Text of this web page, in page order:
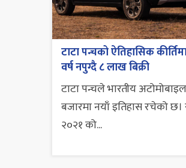
टाटा पन्चको ऐतिहासिक
वर्ष नपुग्दै ८ लाख बिक्री
टाटा पन्चले भारतीय अटोमोबाइल
बजारमा नयाँ इतिहास रचेको
२०२१ को...